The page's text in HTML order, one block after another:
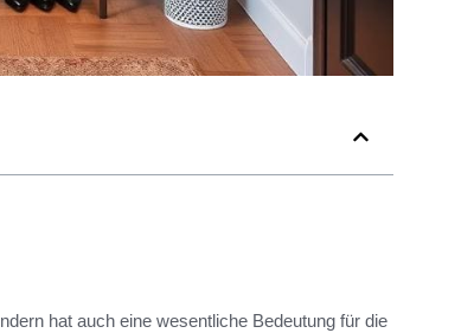
hat auch eine wesentliche Bedeutung für die